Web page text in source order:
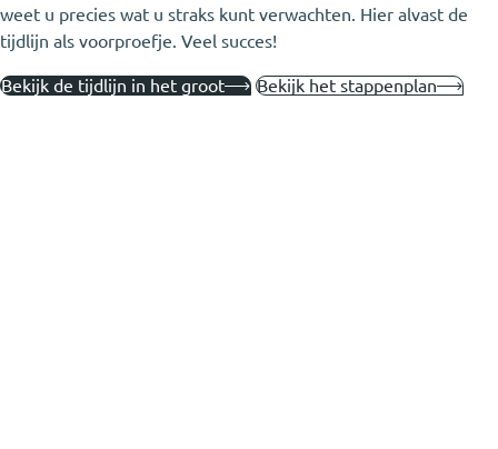
weet u precies wat u straks kunt verwachten. Hier alvast de
tijdlijn als voorproefje. Veel succes!
Bekijk de tijdlijn in het groot Bekijk het stappenplan